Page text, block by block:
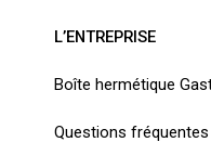
L’ENTREPRISE
Boîte hermétique
Questions fréquentes